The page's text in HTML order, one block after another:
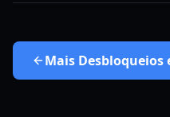
Mais Desbloqueios